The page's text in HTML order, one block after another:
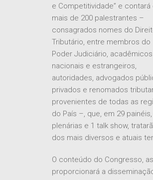
e Competitividade” e contará
mais de 200 palestrantes –
consagrados nomes do
Tributário, entre membros do
Poder Judiciário, acadêmicos
nacionais e estrangeiros,
autoridades, advogados
privados e renomados
provenientes de todas as
do País –, que, em 29
plenárias e 1 talk show,
dos mais diversos e atuais
O conteúdo do Congresso,
proporcionará a